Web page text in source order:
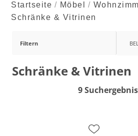
Startseite Möbel
Schränke & Vitrinen
Filtern
Schränke & Vitrinen
9